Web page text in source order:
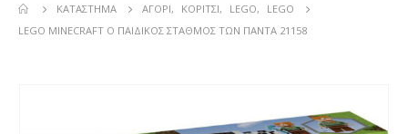
ΚΑΤΆΣΤΗΜΑ ΑΓΌΡΙ, ΚΟΡΊΤΣΙ, LEGO,
LEGO
LEGO MINECRAFT Ο ΠΑΙΔΙΚΌΣ ΣΤΑΘΜΌΣ ΤΩΝ ΠΆΝΤΑ 21158